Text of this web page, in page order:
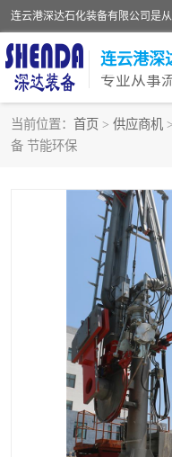
连云港深
当前位置： 首页 > 供应商机 >
备 节能环保
鹤管
液氨装鹤管
流体装卸臂
撬装鹤管
火车鹤管